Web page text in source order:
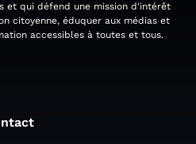
et qui défend une mission d'intérêt
citoyenne, éduquer aux médias et
accessibles à toutes et tous.